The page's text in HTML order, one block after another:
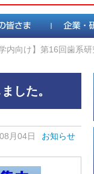
学内向け】第16回歯系
した。
お知らせ
月04日